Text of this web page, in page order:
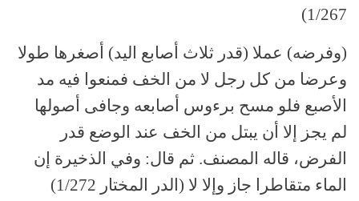
1/267)
(وفرضه) عملا (قدر ثلاث أصابع اليد) أصغرها طولا
وعرضا من كل رجل لا من الخف فمنعوا فيه مد
الأصبع فلو مسح برءوس أصابعه وجافى أصولها
لم يجز إلا أن يبتل من الخف عند الوضع قدر
الفرض، قاله المصنف. ثم قال: وفي الذخيرة إن
الماء متقاطرا جاز وإلا لا (الدر المختار 1/272)